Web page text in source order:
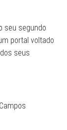
seu segundo
portal voltado
seus
Campos